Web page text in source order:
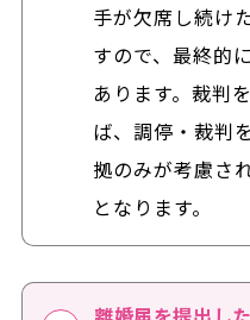
手が欠席し続け
すので、最終的
あります。裁判
ば、調停・裁判
拠のみが考慮さ
となります。